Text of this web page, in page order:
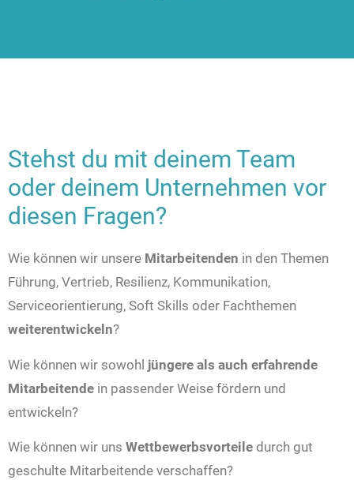
Stehst du mit deinem Team
oder deinem Unternehmen vor
diesen Fragen?
Wie können wir unsere Mitarbeitenden in den Themen
Führung, Vertrieb, Resilienz, Kommunikation,
Serviceorientierung, Soft Skills oder Fachthemen
weiterentwickeln?
Wie können wir sowohl jüngere als auch erfahrende
Mitarbeitende in passender Weise fördern und
entwickeln?
Wie können wir uns Wettbewerbsvorteile durch gut
geschulte Mitarbeitende verschaffen?